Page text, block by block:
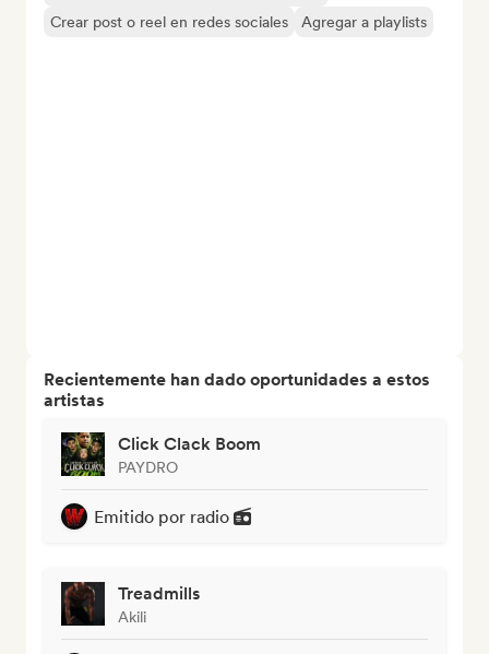
Crear post o reel en redes sociales
Agregar a playlists
Recientemente han dado oportunidades a estos
artistas
Click Clack Boom
PAYDRO
Emitido por radio
Treadmills
Akili